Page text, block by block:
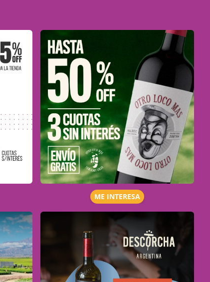
ME INTERESA